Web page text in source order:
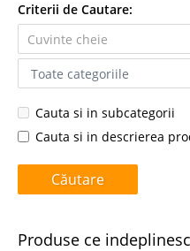
Criterii de Cautare:
Cauta si in subcategorii
Cauta si in descrierea
Produse ce